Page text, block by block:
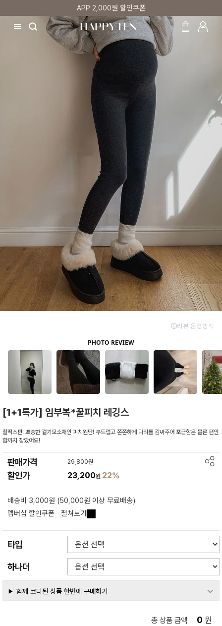
매주 리뷰어 최대 1만원 쿠폰
[1+1특가] 임부복*꿀피치 레깅스
찰떡스판! 뽀송한 겉기모소재인 피치원단! 부드럽고 쫀쫀하게 다리를 감싸주어 포근함은 물론 편안
함까지 잡았어요!
판매가격 29,800원
할인가 23,200원 22%
배송비 3,000원 (50,000원 이상 무료배송)
멤버십 할인쿠폰
펼쳐보기
타입
하나더
함께 코디된 상품 한번에 구매하기
총 상품 금액 0 원